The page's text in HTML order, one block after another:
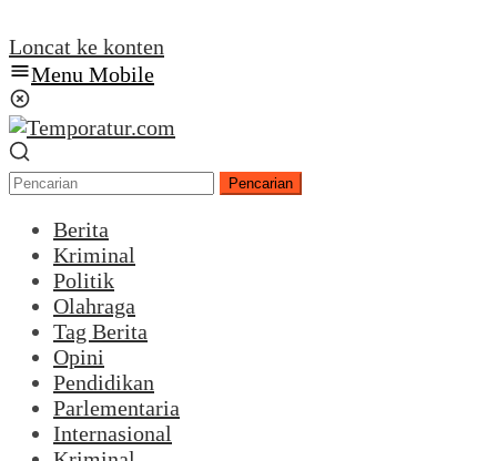
Loncat ke konten
Menu Mobile
Pencarian
Berita
Kriminal
Politik
Olahraga
Tag Berita
Opini
Pendidikan
Parlementaria
Internasional